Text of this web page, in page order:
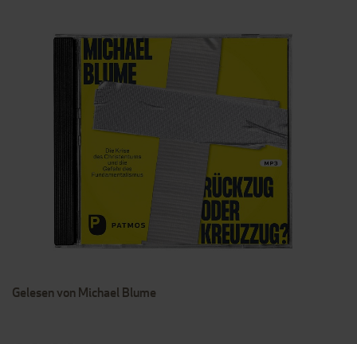
Gelesen von Michael Blume
ENDE
BILDERGALERIE